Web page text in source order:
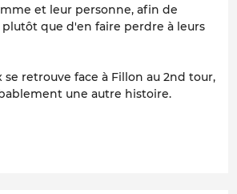
et leur personne, afin de
que d'en faire perdre à leurs
retrouve face à Fillon au 2nd tour,
une autre histoire.